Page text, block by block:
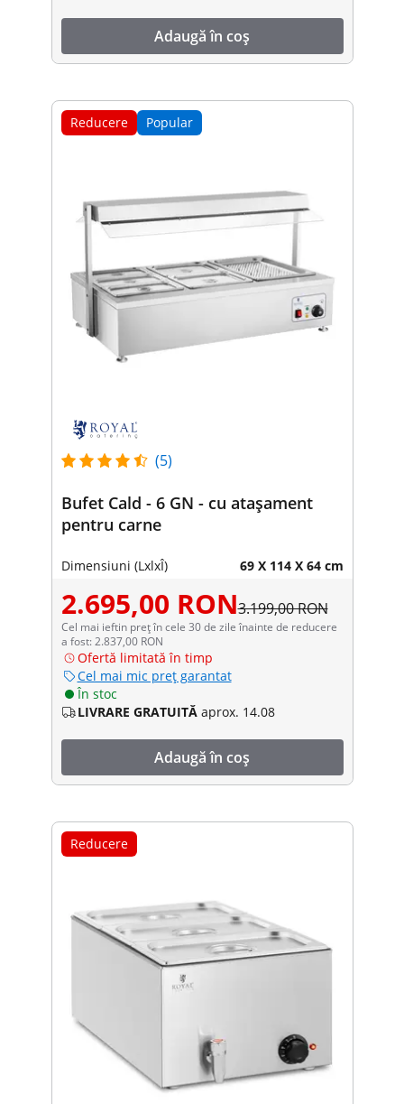
Adaugă în coș
Reducere Popular
(5)
Bufet Cald - 6 GN - cu atașament
pentru carne
Dimensiuni (LxlxÎ) 69 X 114 X 64 cm
2.695,00 RON3.199,00 RON
Cel mai ieftin preț în cele 30 de zile înainte de reducere
a fost: 2.837,00 RON
Ofertă limitată în timp
Cel mai mic preț garantat
În stoc
LIVRARE GRATUITĂ aprox. 14.08
Adaugă în coș
Reducere